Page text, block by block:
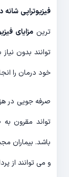
فیزیوتراپی شانه
ترین مزایای
توانند بدون
خود درمان را
صرفه جویی در
تواند مقرون
باشد. بیماران
و می توانند از